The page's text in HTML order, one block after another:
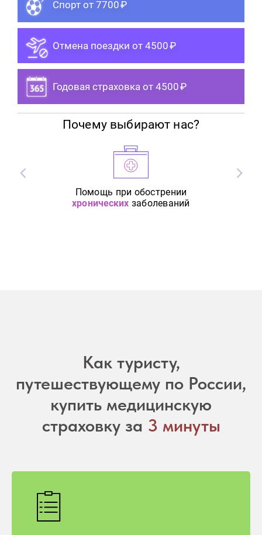
Как туристу,
путешествующему по России,
купить медицинскую
страховку за 3 минуты